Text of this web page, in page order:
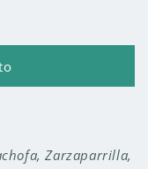
Zarzaparrilla,